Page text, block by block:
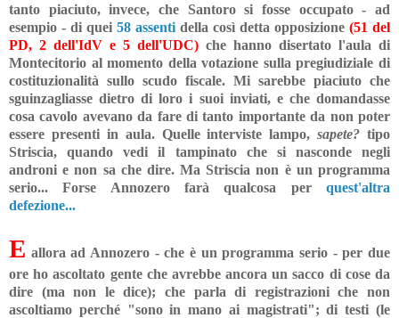
tanto piaciuto, invece, che Santoro si fosse occupato - ad
esempio - di quei 58 assenti della così detta opposizione (51 del
PD, 2 dell'IdV e 5 dell'UDC) che hanno disertato l'aula di
Montecitorio al momento della votazione sulla pregiudiziale di
costituzionalità sullo scudo fiscale. Mi sarebbe piaciuto che
sguinzagliasse dietro di loro i suoi inviati, e che domandasse
cosa cavolo avevano da fare di tanto importante da non poter
essere presenti in aula. Quelle interviste lampo,sapete? tipo
Striscia, quando vedi il tampinato che si nasconde negli
androni e non sa che dire. Ma Striscia non è un programma
serio... Forse Annozero farà qualcosa per quest'altra
defezione...
E allora ad Annozero - che è un programma serio - per due
ore ho ascoltato gente che avrebbe ancora un sacco di cose da
dire (ma non le dice); che parla di registrazioni che non
ascoltiamo perché "sono in mano ai magistrati"; di testi (le